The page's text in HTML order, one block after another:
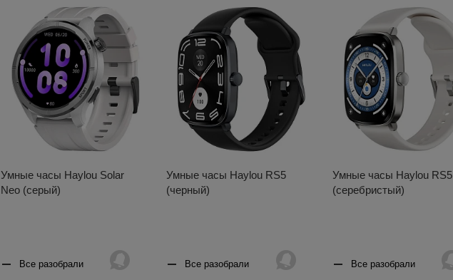
Умные часы Haylou Solar
Neo (серый)
Все разобрали
Умные часы Haylou RS5
(черный)
Все разобрали
Умные часы Haylou RS5
(серебристый)
Все разобрали